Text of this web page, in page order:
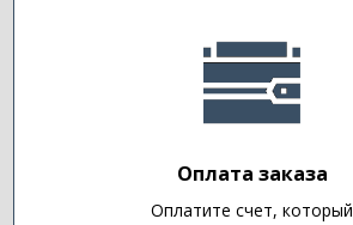
Оплата заказа
Оплатите счет, который